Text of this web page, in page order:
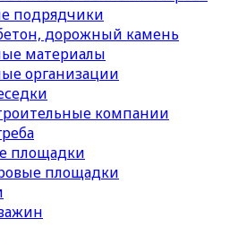
подрядчики
дорожный камень
материалы
организации
компании
площадки
площадки